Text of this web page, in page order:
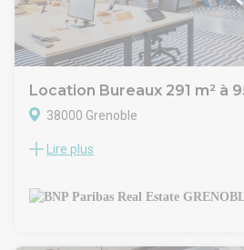
Location Bureaux 291 m² à
38000 Grenoble
GRENOBLE EUROPOLE BUREAUX A
bureaux disponibles à la location :
étage et 291m² en RDC, ERP 5. Bon
Lire plus